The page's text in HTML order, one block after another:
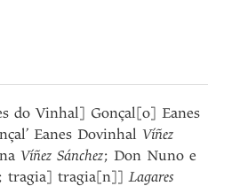
do Vinhal] Gonçal[o] Eanes
Eanes DovinhalVíñez
Víñez Sánchez; Don Nuno e
; tragia] tragia[n]]Lagares